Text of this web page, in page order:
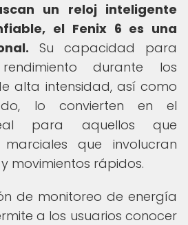
un reloj inteligente
el Fenix 6 es una
Su capacidad para
durante los
alta intensidad, así como
lo convierten en el
para aquellos que
que involucran
movimientos rápidos.
de monitoreo de energía
a los usuarios conocer